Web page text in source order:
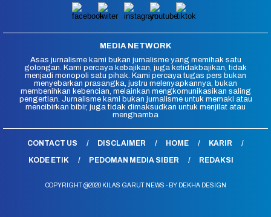
MEDIA NETWORK
Asas jurnalisme kami bukan jurnalisme yang memihak satu
golongan. Kami percaya kebajikan, juga ketidakbajikan, tidak
menjadi monopoli satu pihak. Kami percaya tugas pers bukan
menyebarkan prasangka, justru melenyapkannya, bukan
membenihkan kebencian, melainkan mengkomunikasikan saling
pengertian. Jurnalisme kami bukan jurnalisme untuk memaki atau
mencibirkan bibir, juga tidak dimaksudkan untuk menjilat atau
menghamba
CONTACT US DISCLAIMER HOME
KARIR
KODE ETIK
PEDOMAN MEDIA SIBER REDAKSI
COPYRIGHT @2020 KILAS GARUT NEWS - BY DEKHA DESIGN